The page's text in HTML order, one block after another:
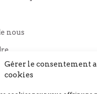
Gérer le consentement
cookies
nous
Nos